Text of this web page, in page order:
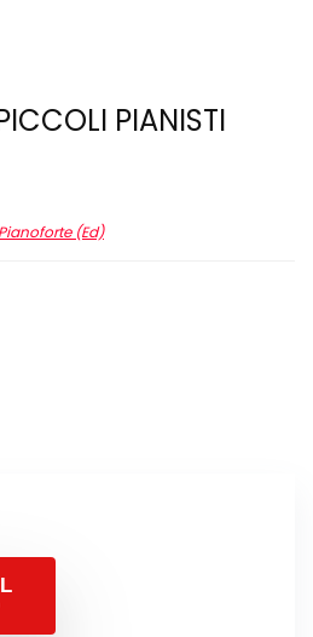
PIANISTI
Pianoforte (Ed)